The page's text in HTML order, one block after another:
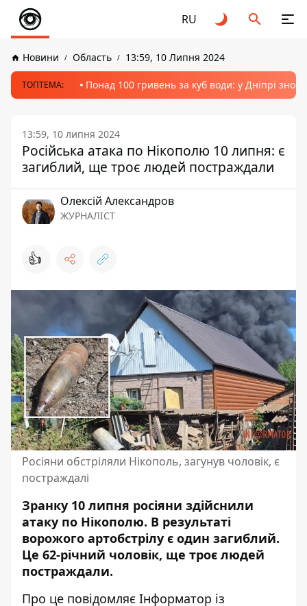
RU
Новини Область 13:59, 10 Липня 2024
ТОПТЕМА: Понад 100 гривень за куб води: у Дніпрі
13:59, 10 липня 2024
Російська атака по Нікополю 10 липня: є
загиблий, ще троє людей постраждали
Олексій Александров
ЖУРНАЛІСТ
👍
Росіяни обстріляли Нікополь, загунув чоловік, є
постраждалі
Зранку 10 липня росіяни здійснили
атаку по Нікополю. В результаті
ворожого артобстрілу є один загиблий.
Це 62-річний чоловік, ще троє людей
постраждали.
Про це повідомляє Інформатор із